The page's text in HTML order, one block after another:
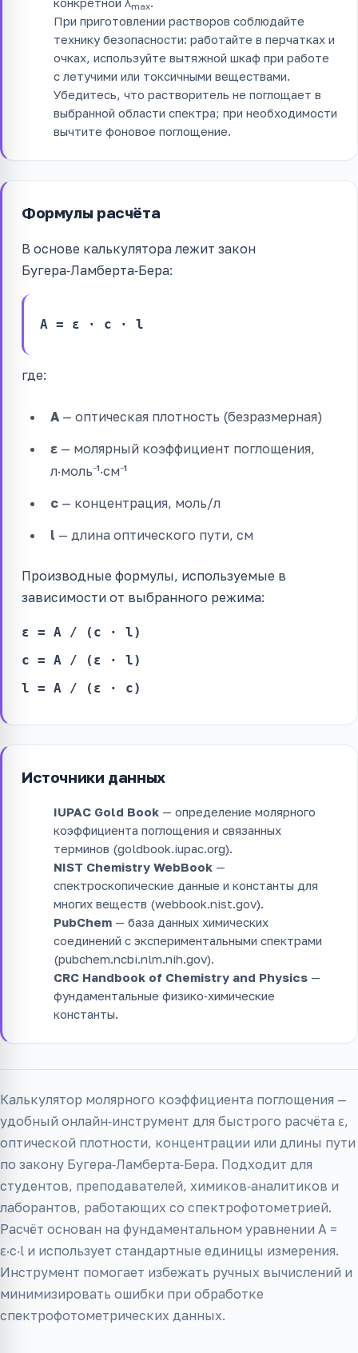
max
При приготовлении растворов соблюдайте
технику безопасности: работайте в перчатках и
очках, используйте вытяжной шкаф при работе
с летучими или токсичными веществами.
Убедитесь, что растворитель не поглощает в
выбранной области спектра; при необходимости
вычтите фоновое поглощение.
Формулы расчёта
В основе калькулятора лежит закон
Бугера‑Ламберта‑Бера:
A = ε · c · l
где:
A — оптическая плотность (безразмерная)
ε — молярный коэффициент поглощения,
л·моль⁻¹·см⁻¹
c — концентрация, моль/л
l — длина оптического пути, см
Производные формулы, используемые в
зависимости от выбранного режима:
ε = A / (c · l)
c = A / (ε · l)
l = A / (ε · c)
Источники данных
IUPAC Gold Book — определение молярного
коэффициента поглощения и связанных
терминов (goldbook.iupac.org).
NIST Chemistry WebBook —
спектроскопические данные и константы для
многих веществ (webbook.nist.gov).
PubChem — база данных химических
соединений с экспериментальными спектрами
(pubchem.ncbi.nlm.nih.gov).
CRC Handbook of Chemistry and Physics —
фундаментальные физико‑химические
константы.
Калькулятор молярного коэффициента поглощения —
удобный онлайн‑инструмент для быстрого расчёта ε,
оптической плотности, концентрации или длины пути
по закону Бугера‑Ламберта‑Бера. Подходит для
студентов, преподавателей, химиков‑аналитиков и
лаборантов, работающих со спектрофотометрией.
Расчёт основан на фундаментальном уравнении A =
ε·c·l и использует стандартные единицы измерения.
Инструмент помогает избежать ручных вычислений и
минимизировать ошибки при обработке
спектрофотометрических данных.